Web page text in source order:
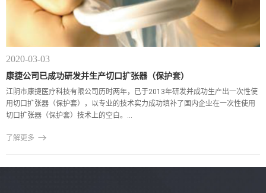
2020-03-03
康捷公司已成功研发并生产切口扩张器（保护套）
江阴市康捷医疗科技有限公司历时两年，已于2013年研发并成功生产出一次性使
用切口扩张器（保护套），以专业的技术实力成功填补了国内企业在一次性使用
切口扩张器（保护套）技术上的空白。...
了解更多 